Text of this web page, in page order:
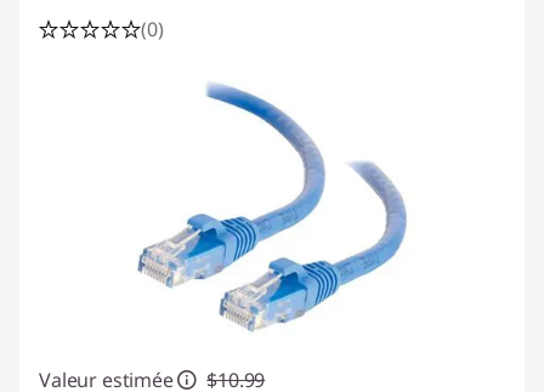
(0)
Valeur estimée $10.99